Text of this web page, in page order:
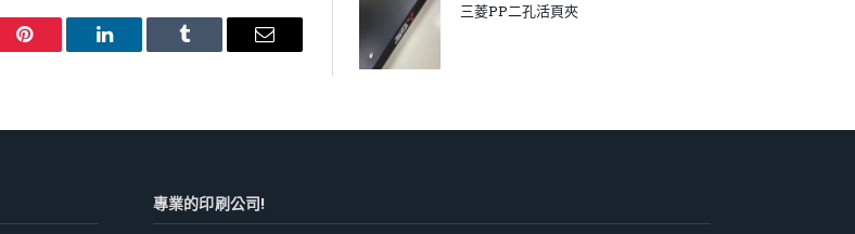
Pinterest LinkedIn Tumblr Email
三菱PP二孔活頁夾
專業的印刷公司!